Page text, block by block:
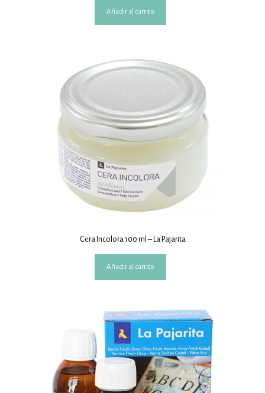
Añadir al carrito
Cera Incolora 100 ml – La Pajarita
Añadir al carrito